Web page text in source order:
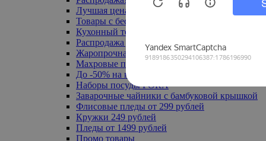
Лучшая цена
Товары с бесплатной доставкой
Кухонный текстиль
Распродажа до -50%
Жаропрочная посуда
Махровые полотенца
До -50% на ковры
Наборы посуды FORA
Заварочные чайники с бамбуковой крышкой
Флисовые пледы от 299 рублей
Кружки 249 рублей
Пледы от 1499 рублей
Промо товары